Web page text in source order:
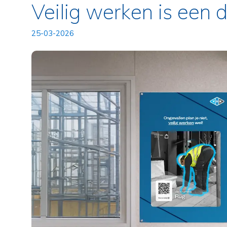
Veilig werken is een
25-03-2026